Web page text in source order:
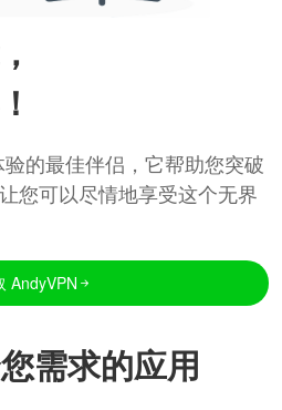
的最佳伴侣，它帮助您突破
您可以尽情地享受这个无界
AndyVPN
需求的应用